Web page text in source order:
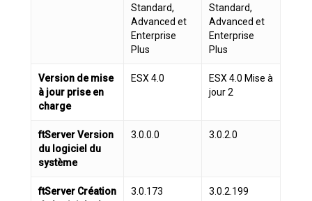
Standard,
Advanced et
Enterprise
Plus
Standard,
Advanced et
Enterprise
Plus
Version de mise
à jour prise en
charge
ESX 4.0
ESX 4.0 Mise à
jour 2
ftServer Version
du logiciel du
système
3.0.0.0 3.0.2.0
ftServer Création
3.0.173 3.0.2.199